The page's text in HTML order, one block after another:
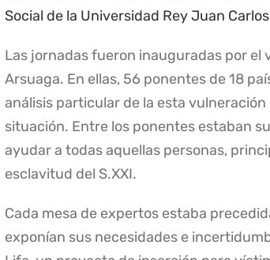
Social de la Universidad Rey Juan Carlos
Las jornadas fueron inauguradas por el
Arsuaga. En ellas, 56 ponentes de 18
análisis particular de la esta
situación. Entre los ponentes estaban
ayudar a todas aquellas personas,
esclavitud del S.XXI.
Cada mesa de expertos estaba
exponían sus necesidades e